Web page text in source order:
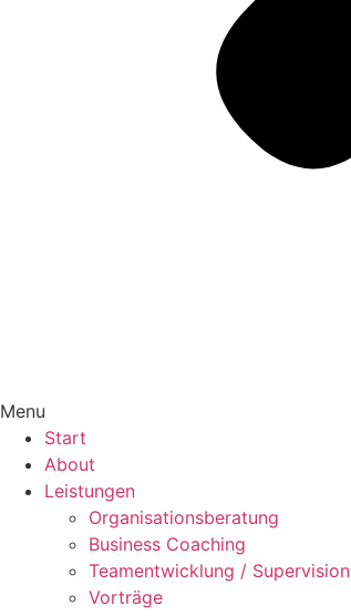
Menu
Start
About
Leistungen
Organisationsberatung
Business Coaching
Teamentwicklung / Supervision
Vorträge